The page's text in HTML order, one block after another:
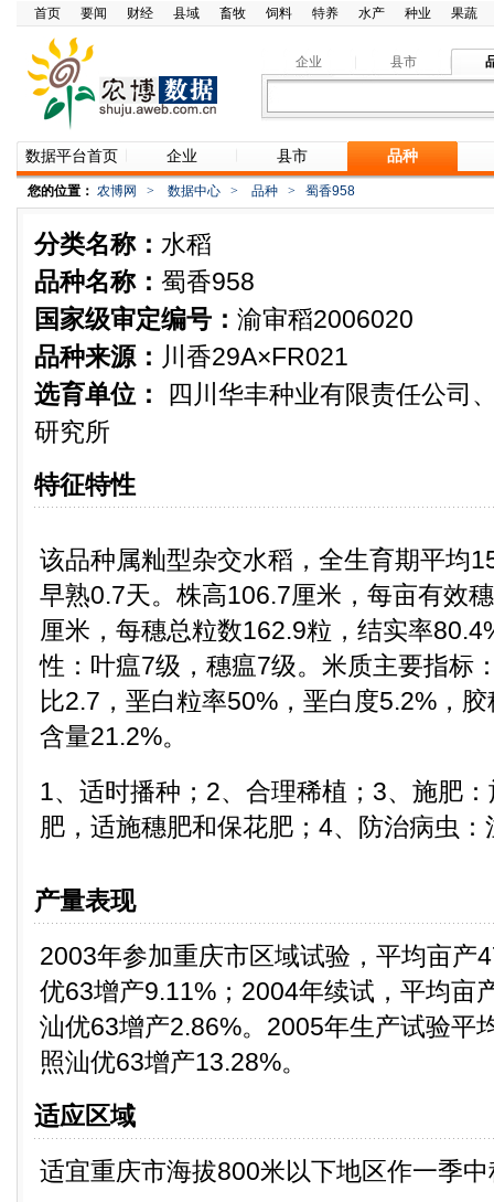
首页 要闻 财经 县域 畜牧 饲料 特养 水产 种业 果蔬
企业 县市
数据平台首页 企业 县市 品种
您的位置： 农博网 > 数据中心 > 品种 > 蜀香958
分类名称： 水稻
品种名称： 蜀香958
国家级审定编号： 渝审稻2006020
品种来源： 川香29A×FR021
选育单位：
四川华丰种业有限责任公司
研究所
特征特性
该品种属籼型杂交水稻，全生育期平均
早熟0.7天。株高106.7厘米，每亩有效
厘米，每穗总粒数162.9粒，结实率
性：叶瘟7级，穗瘟7级。米质主要指标
比2.7，垩白粒率50%，垩白度5.2%，
含量21.2%。
1、适时播种；2、合理稀植；3、施肥
肥，适施穗肥和保花肥；4、防治病虫
产量表现
2003年参加重庆市区域试验，平均亩产
优63增产9.11%；2004年续试，平均亩
汕优63增产2.86%。2005年生产试验平
照汕优63增产13.28%。
适应区域
适宜重庆市海拔800米以下地区作一季